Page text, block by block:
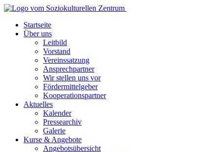
Startseite
Über uns
Leitbild
Vorstand
Vereinssatzung
Ansprechpartner
Wir stellen uns vor
Fördermittelgeber
Kooperationspartner
Aktuelles
Kalender
Pressearchiv
Galerie
Kurse & Angebote
Angebotsübersicht